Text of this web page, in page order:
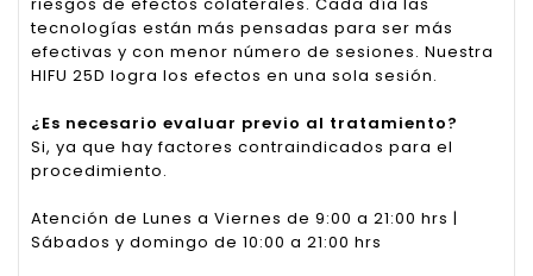
tecnologías están más pensadas para ser más
efectivas y con menor número de sesiones. Nuestra
HIFU 25D logra los efectos en una sola sesión.
¿Es necesario evaluar previo al tratamiento?
Si, ya que hay factores contraindicados para el
procedimiento.
Atención de Lunes a Viernes de 9:00 a 21:00 hrs |
Sábados y domingo de 10:00 a 21:00 hrs